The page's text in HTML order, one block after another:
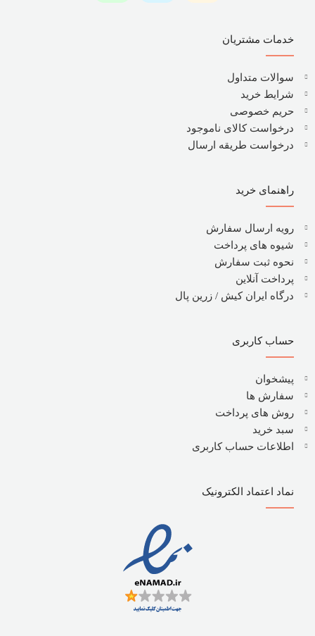
خدمات مشتریان
سوالات متداول
شرایط خرید
حریم خصوصی
درخواست کالای ناموجود
درخواست طریقه ارسال
راهنمای خرید
رویه ارسال سفارش
شیوه های پرداخت
نحوه ثبت سفارش
پرداخت آنلاین
درگاه ایران کیش / زرین پال
حساب کاربری
پیشخوان
سفارش ها
روش های پرداخت
سبد خرید
اطلاعات حساب کاربری
نماد اعتماد الکترونیک